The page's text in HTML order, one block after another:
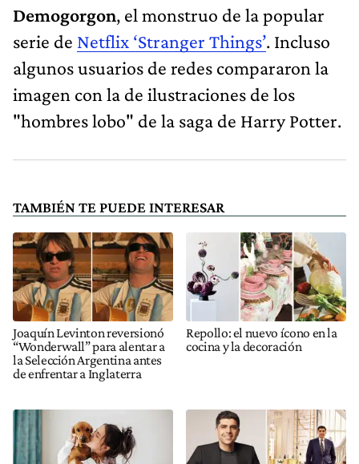
Demogorgon, el monstruo de la popular
serie de Netflix ‘Stranger Things’. Incluso
algunos usuarios de redes compararon la
imagen con la de ilustraciones de los
"hombres lobo" de la saga de Harry Potter.
TAMBIÉN TE PUEDE INTERESAR
Joaquín Levinton reversionó
“Wonderwall” para alentar a
la Selección Argentina antes
de enfrentar a Inglaterra
Repollo: el nuevo ícono en la
cocina y la decoración